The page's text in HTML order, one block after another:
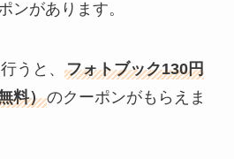
ンがあります。
うと、 フォトブック130円
料）のクーポンがもらえま